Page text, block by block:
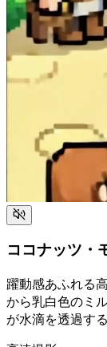
ココナッツ・
躍動感あふれる
から乳白色のミ
が水滴を透過す